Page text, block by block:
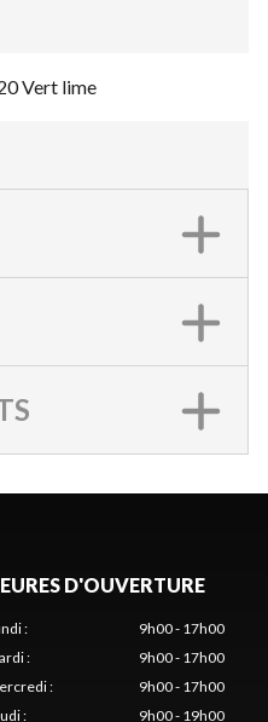
Vert lime
D'OUVERTURE
:
9h00 - 17h00
:
9h00 - 17h00
:
9h00 - 17h00
: 9h00 - 19h00